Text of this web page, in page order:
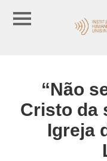
“Não
Cristo da
Igreja